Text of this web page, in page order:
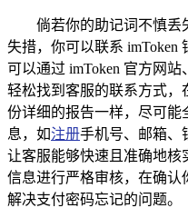
倘若你的助记词不慎丢
失措，你可以联系 imToken
可以通过 imToken 官方网站
轻松找到客服的联系方式
份详细的报告一样，尽可
息，如注册手机号、邮箱、
让客服能够快速且准确地核
信息进行严格审核，在确认
解决支付密码忘记的问题。